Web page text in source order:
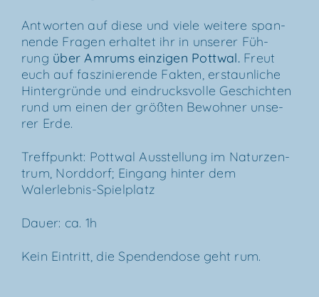
Ant­wor­ten auf die­se und vie­le wei­te­re span­
nen­de Fra­gen erhal­tet ihr in unse­rer Füh­
rung über Amrums ein­zi­gen Pott­wal.Freut
euch auf fas­zi­nie­ren­de Fak­ten, erstaun­li­che
Hin­ter­grün­de und ein­drucks­vol­le Geschich­ten
rund um einen der größ­ten Bewoh­ner unse­
rer Erde.
Treff­punkt: Pott­wal Aus­stel­lung im Natur­zen­
trum, Nord­dorf; Ein­gang hin­ter dem
Walerlebnis-Spielplatz
Dau­er: ca. 1h
Kein Ein­tritt, die Spen­den­do­se geht rum.